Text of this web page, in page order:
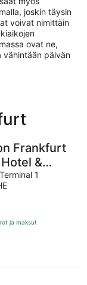
joskin täysin
voivat nimittäin
ovat ne,
vähintään päivän
Frankfurt
&
Center
1
ja maksut